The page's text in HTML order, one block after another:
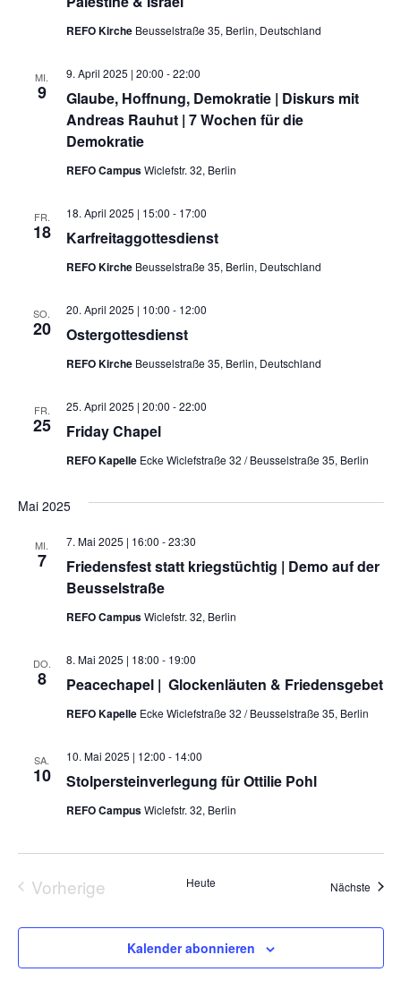
REFO Kirche Beusselstraße 35, Berlin, Deutschland
MI.
9
Glaube, Hoffnung, Demokratie | Diskurs mit
Andreas Rauhut | 7 Wochen für die
Demokratie
9. April 2025 | 20:00 -22:00
REFO CampusWiclefstr. 32, Berlin
FR.
18 Karfreitaggottesdienst
18. April 2025 | 15:00 - 17:00
REFO Kirche Beusselstraße 35, Berlin, Deutschland
SO.
20 Ostergottesdienst
20. April 2025 | 10:00 - 12:00
REFO Kirche Beusselstraße 35, Berlin, Deutschland
FR.
25 Friday Chapel
25. April 2025 | 20:00 -22:00
REFO Kapelle Ecke Wiclefstraße 32 / Beusselstraße 35, Berlin
Mai 2025
MI.
7
Friedensfest statt kriegstüchtig | Demo auf der
Beusselstraße
7. Mai 2025 | 16:00 -23:30
REFO CampusWiclefstr. 32, Berlin
DO.
8 Peacechapel | Glockenläuten & Friedensgebet
8. Mai 2025 | 18:00 - 19:00
REFO Kapelle Ecke Wiclefstraße 32 / Beusselstraße 35, Berlin
SA.
10 Stolpersteinverlegung für Ottilie Pohl
10. Mai 2025 | 12:00 - 14:00
REFO CampusWiclefstr. 32, Berlin
Vorherige
Heute Nächste
Kalender abonnieren